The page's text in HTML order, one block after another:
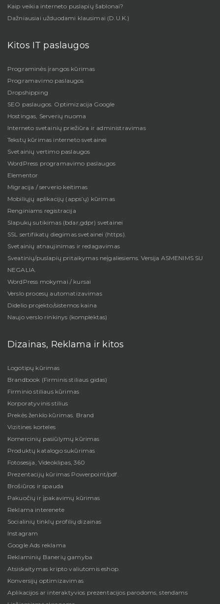
Kaip veikia interneto puslapių šablonai?
Dažniausiai užduodami klausimai (D.U.K.)
Kitos IT paslaugos
Programinės įrangos kūrimas
Programavimo paslaugos
Dropshipping
SEO paslaugos. Optimizacija Google
Hostingas, Serverių nuoma
Interneto svetainių priežiūra ir administravimas
Tekstų kūrimas interneto svetainei
Svetainių vertimo paslaugos
WordPress programavimo paslaugos
Elementor
Migracija / serverio keitimas
Mobiliųjų aplikacijų (apps’ų) kūrimas
Renginiams registracija
Slapukų sutikimas (bdar,gdpr) svetainei
SSL sertifikatų diegimas svetainei (https).
Svetainių atnaujinimas ir redagavimas
Sveatinių/puslapių pritaikymas neįgaliesiems. Versija ASMENIMS SU
NEGALIA.
WordPress mokymai / kursai
Verslo procesų automatizavimas
Didelio projekto/sistemos kaina
Naujo verslo rinkinys (komplektas)
Dizainas, Reklama ir kitos
Logotipų kūrimas
Brandbook (Firminis stiliaus gidas)
Firminio stiliaus kūrimas
Korporatyvinis stilius
Prekės ženklo kūrimas. Brand
Vizitines korteles
Komercinių pasiūlymų kūrimas
Produktų katalogo sukūrimas
Fotosesija, Videoklipas, 360
Prezentacijų kūrimas Powerpoint/pdf.
Brošiūros ir spauda
Pakuočių ir įpakavimų kūrimas
Reklama interenete
Socialinių tinklų profilių dizainas
Instagram
Google Ads reklama
Reklaminių Banerių gamyba
Atsiskaitymas kripto valiutomis eshop.
Konversijų optimizavimas
Aplikacijos ar interaktyvios prezentacijos parodoms, stendams